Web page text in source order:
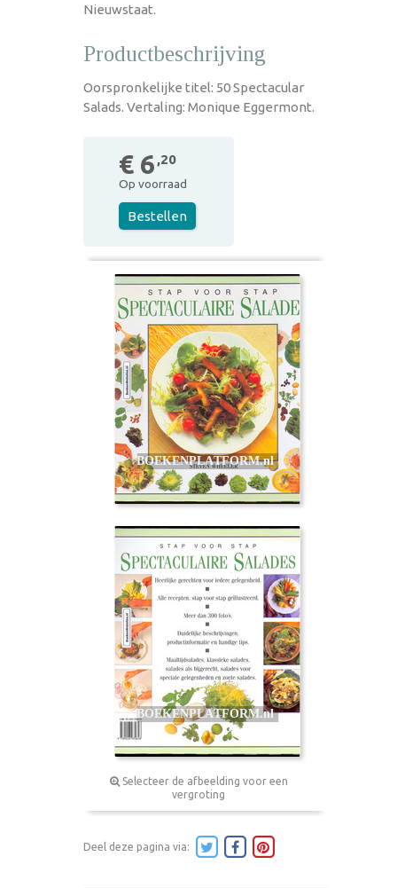
Nieuwstaat.
Productbeschrijving
Oorspronkelijke titel: 50 Spectacular
Salads. Vertaling: Monique Eggermont.
€ 6 ,20
Op voorraad
Bestellen
Selecteer de afbeelding voor een
vergroting
Deel deze pagina via: